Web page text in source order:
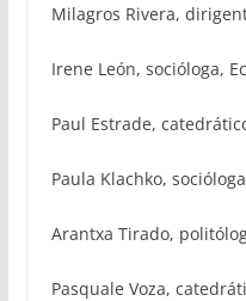
Milagros Rivera,
Irene León, socióloga,
Paul Estrade,
Paula Klachko,
Arantxa Tirado,
Pasquale Voza,